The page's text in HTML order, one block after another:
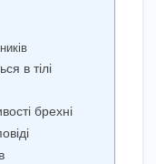
в тілі
брехні